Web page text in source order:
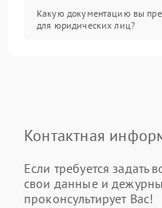
Какую документацию вы
для юридических лиц?
Контактная
Если требуется задать
свои данные и
проконсультирует Вас!